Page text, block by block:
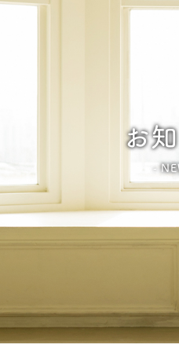
お